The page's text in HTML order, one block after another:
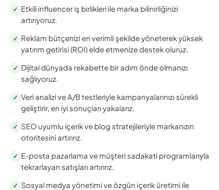
✓ Etkili influencer iş birlikleri ile marka bilinirliğinizi
artırıyoruz.
✓ Reklam bütçenizi en verimli şekilde yöneterek yüksek
yatırım getirisi (ROI) elde etmenize destek oluruz.
✓ Dijital dünyada rekabette bir adım önde olmanızı
sağlıyoruz.
✓ Veri analizi ve A/B testleriyle kampanyalarınızı sürekli
geliştirir, en iyi sonuçları yakalarız.
✓ SEO uyumlu içerik ve blog stratejileriyle markanızın
otoritesini artırırız.
✓ E-posta pazarlama ve müşteri sadakati programlarıyla
tekrarlayan satışları artırırız.
✓ Sosyal medya yönetimi ve özgün içerik üretimi ile